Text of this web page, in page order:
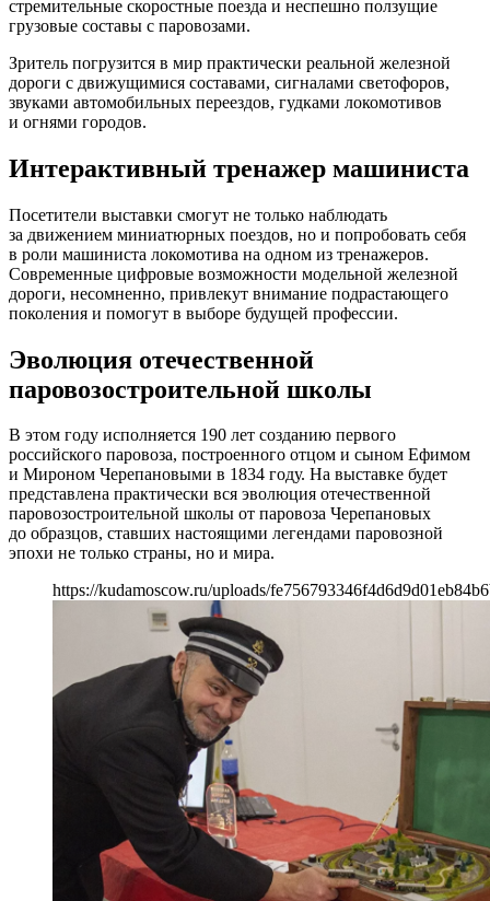
стремительные скоростные поезда и неспешно ползущие
грузовые составы с паровозами.
Зритель погрузится в мир практически реальной железной
дороги с движущимися составами, сигналами светофоров,
звуками автомобильных переездов, гудками локомотивов
и огнями городов.
Интерактивный тренажер машиниста
Посетители выставки смогут не только наблюдать
за движением миниатюрных поездов, но и попробовать себя
в роли машиниста локомотива на одном из тренажеров.
Современные цифровые возможности модельной железной
дороги, несомненно, привлекут внимание подрастающего
поколения и помогут в выборе будущей профессии.
Эволюция отечественной
паровозостроительной школы
В этом году исполняется 190 лет созданию первого
российского паровоза, построенного отцом и сыном Ефимом
и Мироном Черепановыми в 1834 году. На выставке будет
представлена практически вся эволюция отечественной
паровозостроительной школы от паровоза Черепановых
до образцов, ставших настоящими легендами паровозной
эпохи не только страны, но и мира.
https://kudamoscow.ru/uploads/